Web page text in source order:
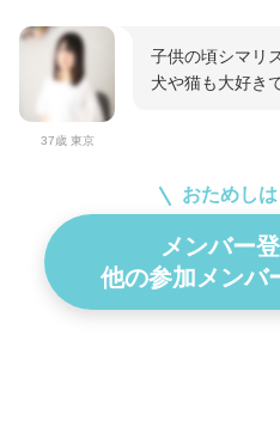
37歳 東京
子供の頃シマリ
犬や猫も大好き
おためし
メンバー
他の参加メンバ